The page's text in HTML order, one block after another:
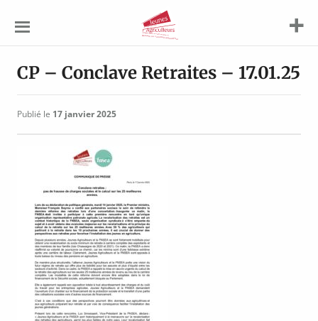
Agriculteurs
CP – Conclave Retraites – 17.01.25
Publié le 17 janvier 2025